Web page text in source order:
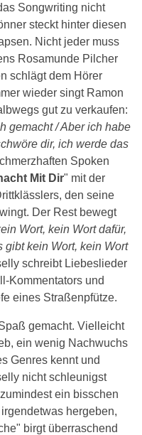
Songwriting nicht
steckt hinter diesen
Nicht jeder muss
Rosamunde Pilcher
schlägt dem Hörer
wieder singt Ramon
gut zu verkaufen:
gemacht / Aber ich habe
dir, ich werde das
Spoken
Mit Dir" mit der
den seine
Der Rest bewegt
Wort, kein Wort dafür,
gibt kein Wort, kein Wort
schreibt Liebeslieder
Kommentators und
eines Straßenpfütze.
gemacht. Vielleicht
ein wenig Nachwuchs
Genres kennt und
nicht schleunigst
ein bisschen
hergeben,
birgt überraschend